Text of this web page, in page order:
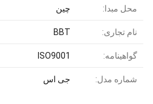
محل مبدا: چین
نام تجاری: BBT
گواهینامه: ISO9001
شماره مدل: جی اس